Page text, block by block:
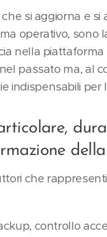
si aggiorna e
operativo, sono
nella
passato ma, al
indispensabili per
che
controllo